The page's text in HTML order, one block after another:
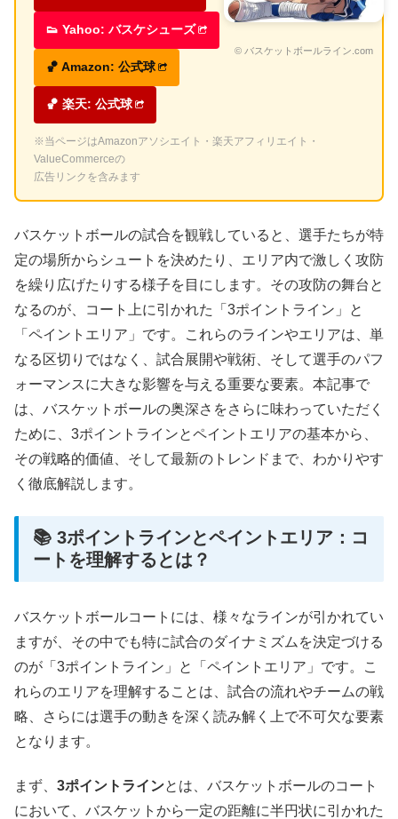
© バスケットボールライン.com
👟 Yahoo: バスケシューズ
🏀 Amazon: 公式球
🏀 楽天: 公式球
※当ページはAmazonアソシエイト・楽天アフィリエイト・
ValueCommerceの
広告リンクを含みます
バスケットボールの試合を観戦していると、選手たちが特
定の場所からシュートを決めたり、エリア内で激しく攻防
を繰り広げたりする様子を目にします。その攻防の舞台と
なるのが、コート上に引かれた「3ポイントライン」と
「ペイントエリア」です。これらのラインやエリアは、単
なる区切りではなく、試合展開や戦術、そして選手のパフ
ォーマンスに大きな影響を与える重要な要素。本記事で
は、バスケットボールの奥深さをさらに味わっていただく
ために、3ポイントラインとペイントエリアの基本から、
その戦略的価値、そして最新のトレンドまで、わかりやす
く徹底解説します。
📚 3ポイントラインとペイントエリア：コ
ートを理解するとは？
バスケットボールコートには、様々なラインが引かれてい
ますが、その中でも特に試合のダイナミズムを決定づける
のが「3ポイントライン」と「ペイントエリア」です。こ
れらのエリアを理解することは、試合の流れやチームの戦
略、さらには選手の動きを深く読み解く上で不可欠な要素
となります。
まず、 3ポイントラインとは、バスケットボールのコート
において、バスケットから一定の距離に半円状に引かれた